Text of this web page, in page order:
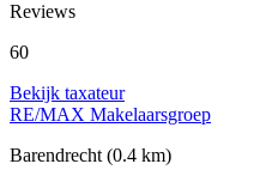
Reviews
60
Bekijk taxateur
RE/MAX Makelaarsgroep
Barendrecht (0.4 km)